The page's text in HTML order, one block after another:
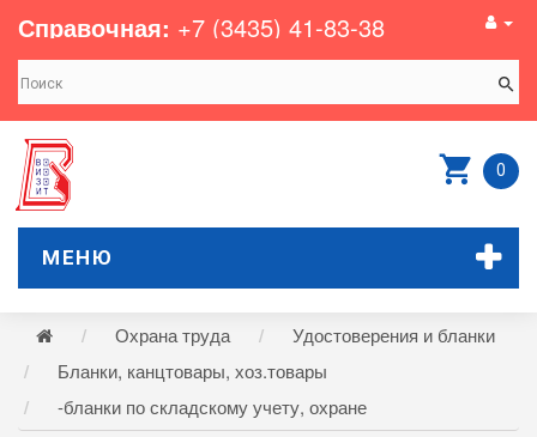
Справочная: +7 (3435) 41-83-38
0
МЕНЮ
Охрана труда
Удостоверения и бланки
Бланки, канцтовары, хоз.товары
-бланки по складскому учету, охране